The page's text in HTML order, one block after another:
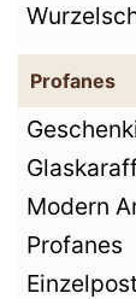
Profanes
Modern
Profanes